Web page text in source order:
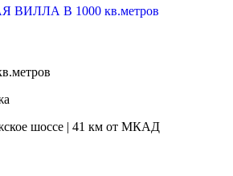
шоссе | 41 км от МКАД